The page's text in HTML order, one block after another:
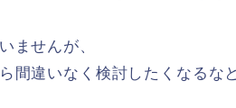
ませんが、
間違いなく検討したくなるな